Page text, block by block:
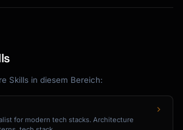
Skills in diesem Bereich:
for modern tech stacks. Architecture